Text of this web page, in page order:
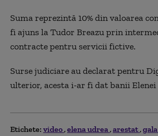
Suma reprezintă 10% din valoarea
fi ajuns la Tudor Breazu prin
contracte pentru servicii fictive.
Surse judiciare au declarat pentru
ulterior, acesta i-ar fi dat banii Elenei
Etichete: video elena udrea arestat